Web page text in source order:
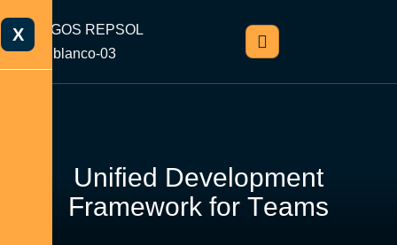
X
Unified Development
Framework for Teams